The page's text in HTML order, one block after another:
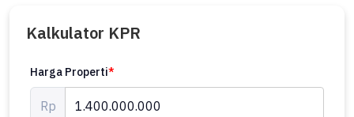
Kalkulator KPR
Harga Properti*
Rp